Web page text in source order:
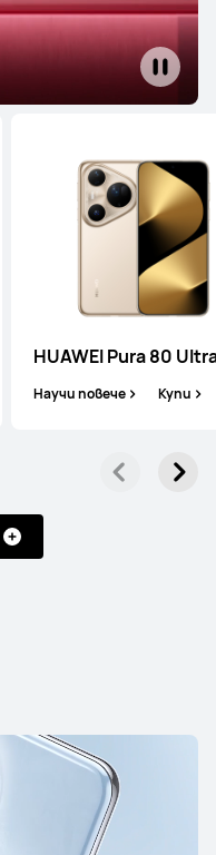
HUAWEI Pura 80
Научи повече Купи